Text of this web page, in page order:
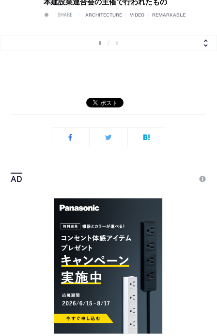
SHARE ARCHITECTURE VIDEO REMARKABLE
1 1